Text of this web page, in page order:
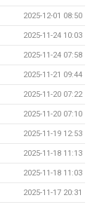
2025-12-01 08:50
2025-11-24 10:03
2025-11-24 07:58
2025-11-21 09:44
2025-11-20 07:22
2025-11-20 07:10
2025-11-19 12:53
2025-11-18 11:13
2025-11-18 11:03
2025-11-17 20:31